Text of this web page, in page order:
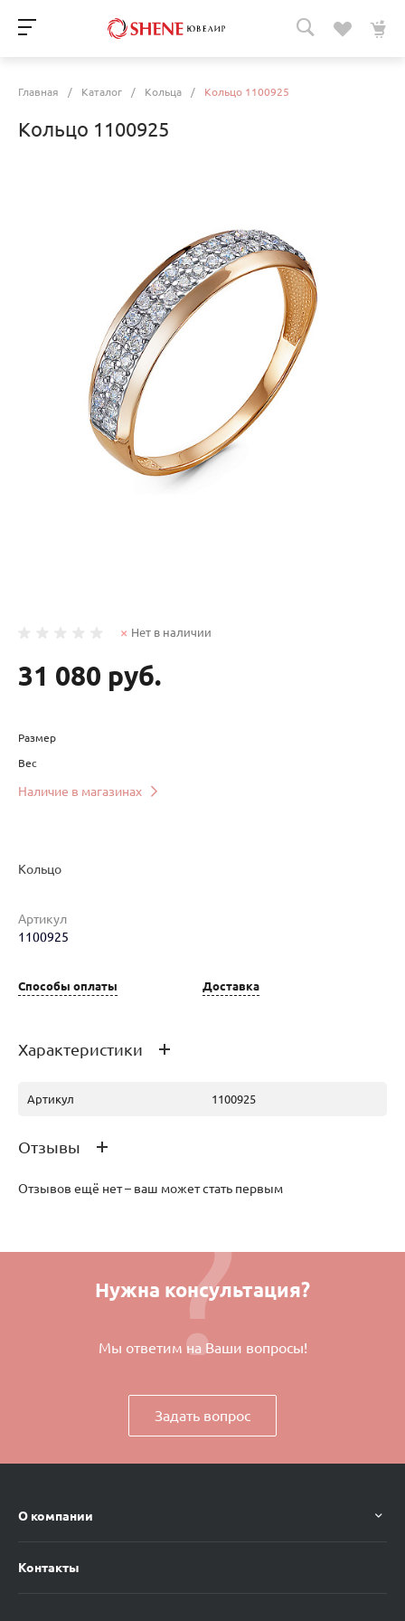
Главная / Каталог / Кольца / Кольцо 1100925
Кольцо 1100925
Нет в наличии
31 080 руб.
Размер
Вес
Наличие в магазинах
Наименование товара
Кольцо (30140585) 18
Кольцо
Артикул
1100925
Способы оплаты Доставка
Характеристики
Артикул 1100925
Отзывы
Отзывов ещё нет – ваш может стать первым
Нужна консультация?
Мы ответим на Ваши вопросы!
Задать вопрос
О компании
Контакты